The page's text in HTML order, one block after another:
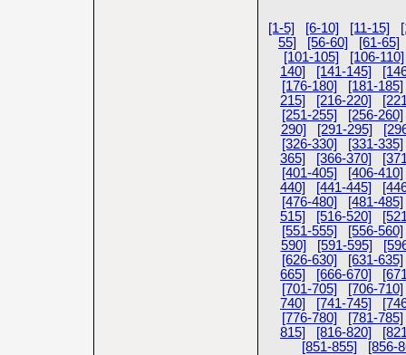
[1-5] [6-10] [11-15]
55]
[56-60]
[61-65]
[101-105]
[106-110]
140]
[141-145]
[176-180]
[181-185]
215]
[216-220]
[251-255]
[256-260]
290]
[291-295]
[326-330]
[331-335]
365]
[366-370]
[401-405]
[406-410]
440]
[441-445]
[476-480]
[481-485]
515]
[516-520]
[551-555]
[556-560]
590]
[591-595]
[626-630]
[631-635]
665]
[666-670]
[701-705]
[706-710]
740]
[741-745]
[776-780]
[781-785]
815]
[816-820]
[851-855]
[856-